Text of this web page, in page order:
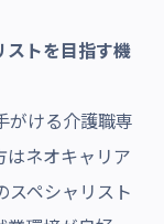
トを目指す機
がける介護職専
はネオキャリア
スペシャリスト